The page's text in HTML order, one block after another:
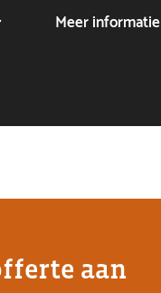
Meer informatie
aan